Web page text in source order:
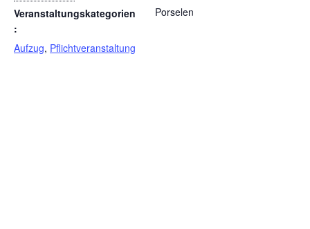
Veranstaltungskategorien
:
Aufzug, Pflichtveranstaltung
Porselen